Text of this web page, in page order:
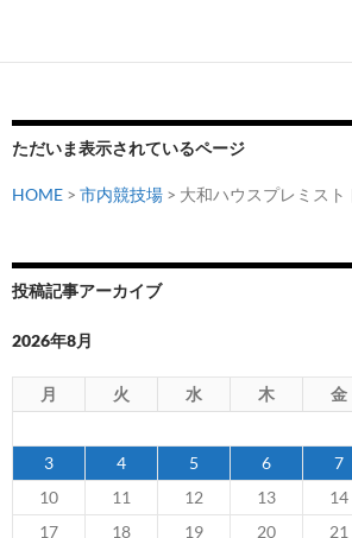
ド
ム
ッ
発
売
ナ
ゲ
ー
ョ
ただいま表示されているページ
HOME > 市内競技場 > 大和ハウスプレミスト
投稿記事アーカイブ
2026年8月
月 火 水 木 金
3
4 5 6 7
10
11 12 13 14
17
18 19 20 21